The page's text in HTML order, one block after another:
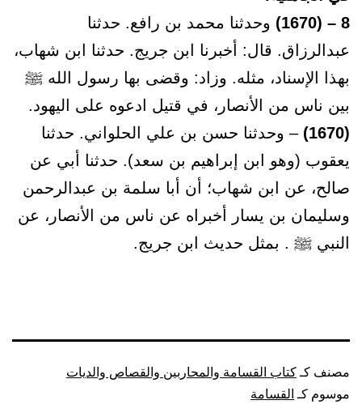
8 – (1670)
وحدثنا محمد بن رافع. حدثنا
عبدالرزاق. قال: أخبرنا ابن جريج. حدثنا ابن شهاب،
بهذا الإسناد، مثله. وزاد: وقضى بها رسول الله ﷺ
بين ناس من الأنصار، في قتيل ادعوه على اليهود.
(1670)
– وحدثنا حسن بن علي الحلواني. حدثنا
يعقوب (وهو ابن إبراهيم بن سعد). حدثنا أبي عن
صالح، عن ابن شهاب؛ أن أبا سلمة بن عبدالرحمن
وسليمان بن يسار أخبراه عن ناس من الأنصار، عن
النبي ﷺ . بمثل حديث ابن جريج.
مصنف كـكتاب القسامة والمحاربين والقصاص والديات
موسوم كـ القسامة